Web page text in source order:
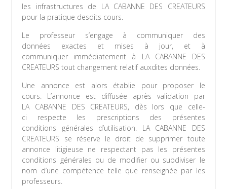
les infrastructures de LA CABANNE DES CREATEURS
pour la pratique desdits cours.
Le professeur s’engage à communiquer des
données exactes et mises à jour, et à
communiquer immédiatement à LA CABANNE DES
CREATEURS tout changement relatif auxdites données.
Une annonce est alors établie pour proposer le
cours. L’annonce est diffusée après validation par
LA CABANNE DES CREATEURS, dès lors que celle-
ci respecte les prescriptions des présentes
conditions générales d’utilisation. LA CABANNE DES
CREATEURS se réserve le droit de supprimer toute
annonce litigieuse ne respectant pas les présentes
conditions générales ou de modifier ou subdiviser le
nom d’une compétence telle que renseignée par les
professeurs.